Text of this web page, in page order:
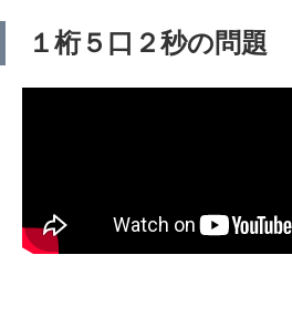
１桁５口２秒の問題